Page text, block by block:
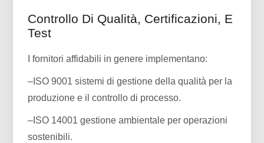
Controllo Di Qualità, Certificazioni, E
Test
I fornitori affidabili in genere implementano:
–ISO 9001 sistemi di gestione della qualità per la
produzione e il controllo di processo.
–ISO 14001 gestione ambientale per operazioni
sostenibili.